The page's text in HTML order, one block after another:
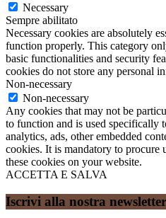
Necessary
Sempre abilitato
Necessary cookies are absolutely
function properly. This category
basic functionalities and security
cookies do not store any personal
Non-necessary
Non-necessary
Any cookies that may not be
to function and is used specifically
analytics, ads, other embedded
cookies. It is mandatory to procure
these cookies on your website.
ACCETTA E SALVA
Iscrivi alla nostra newsletter